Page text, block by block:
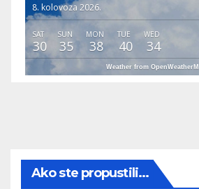
8. kolovoza 2026.
SAT
30
SUN
35
MON
38
TUE
40
WED
34
Weather from
Ako ste propustili...